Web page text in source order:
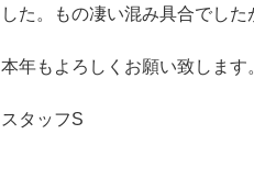
した。もの凄い混み具合でし
本年もよろしくお願い致します
スタッフS